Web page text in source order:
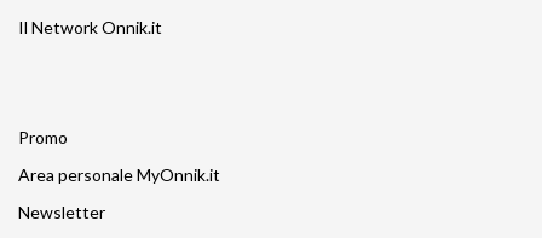
Il Network Onnik.it
Promo
Area personale MyOnnik.it
Newsletter